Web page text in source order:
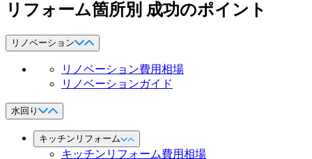
リフォーム箇所別 成功のポイント
リノベーション
リノベーション費用相場
リノベーションガイド
水回り
キッチンリフォーム
キッチンリフォーム費用相場